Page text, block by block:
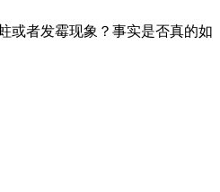
或者发霉现象？事实是否真的如